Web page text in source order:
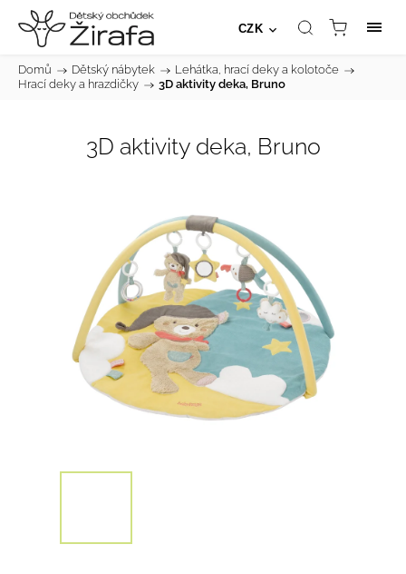
CZK
Domů / Dětský nábytek / Lehátka, hrací deky a kolotoče /
Hrací deky a hrazdičky / 3D aktivity deka, Bruno
3D aktivity deka, Bruno